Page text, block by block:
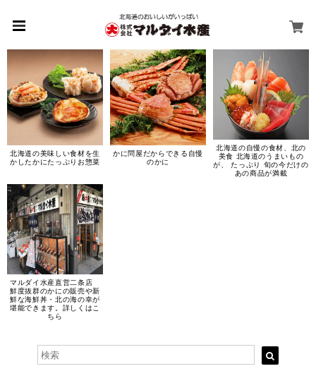
北海道の美味しい食材を生
かしたかにたっぷりお惣菜
かに問屋だからできる自慢
のかに
北海道の自慢の食材、北の
美食 北海道のうまいもの
が、 たっぷり 旬の今だけの
あの商品が満載
マルダイ水産直営二条店
鮮度抜群のかにの販売や新
鮮な海鮮丼・北の海の幸が
堪能できます。詳しくはこ
ちら